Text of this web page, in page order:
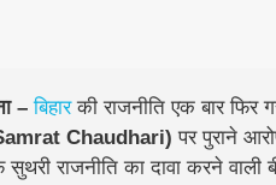
–बिहारकी राजनीति एक बार फिर
Chaudhari)पर पुराने
राजनीति का दावा करने